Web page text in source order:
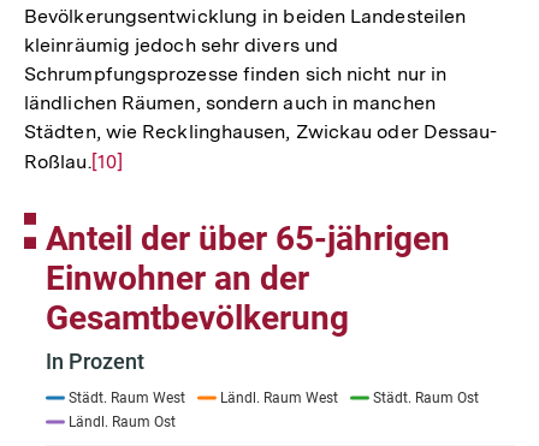
Bevölkerungsentwicklung in beiden Landesteilen
kleinräumig jedoch sehr divers und
Schrumpfungsprozesse finden sich nicht nur in
ländlichen Räumen, sondern auch in manchen
Städten, wie Recklinghausen, Zwickau oder Dessau-
Roßlau.Zur
der
Fußnote
[10]